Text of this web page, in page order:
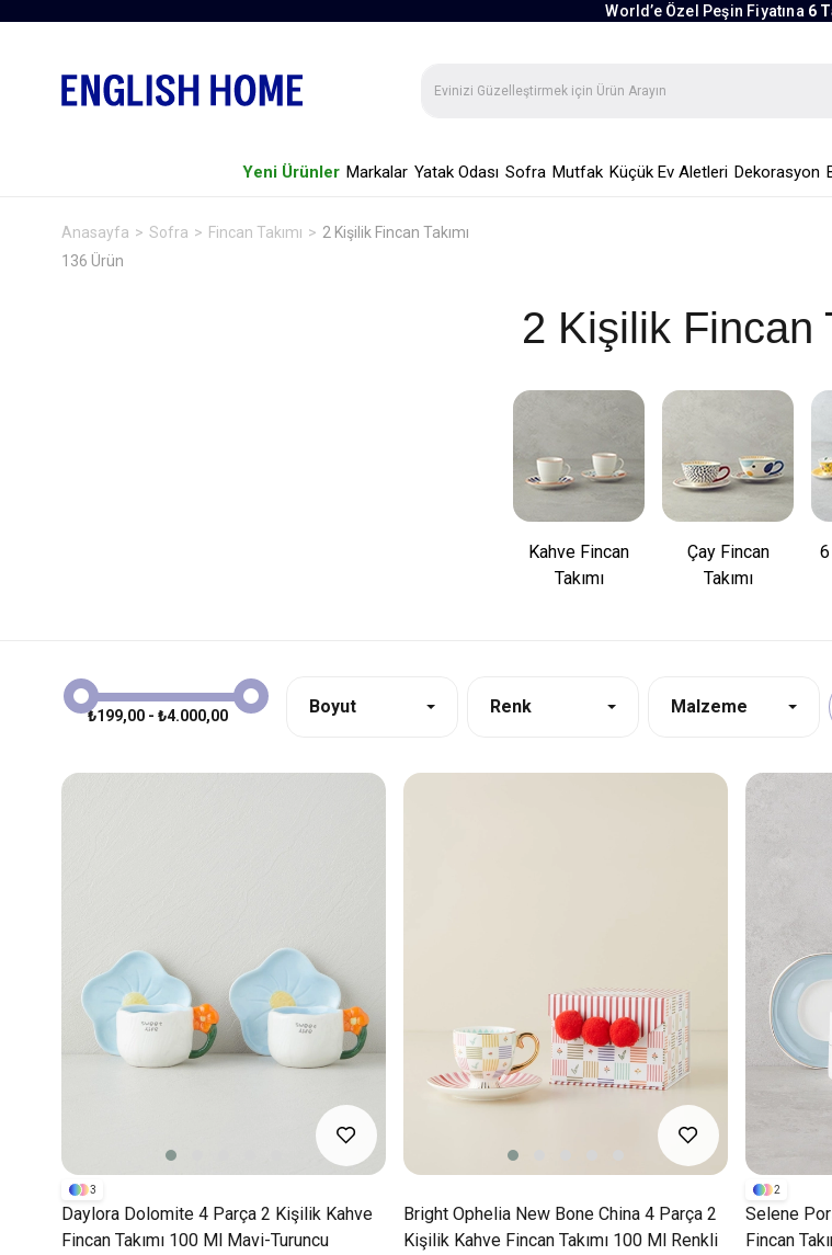
World’e Özel Peşin Fiyatına 6
Yeni Ürünler Markalar Yatak Odası Sofra Mutfak Küçük Ev Aletleri Dekorasyon
Anasayfa Sofra Fincan Takımı
2 Kişilik Fincan Takımı
136 Ürün
2 Kişilik Fincan
Kahve Fincan
Takımı
Çay Fincan
Takımı
₺199,00 - ₺4.000,00 Boyut Renk Malzeme
Daylora Dolomite 4 Parça 2 Kişilik Kahve
Fincan Takımı 100 Ml Mavi-Turuncu
3
Bright Ophelia New Bone China 4 Parça 2
Kişilik Kahve Fincan Takımı 100 Ml Renkli
Selene
Fincan
2